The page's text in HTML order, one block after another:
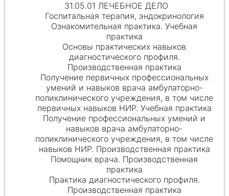
31.05.01 ЛЕЧЕБНОЕ ДЕЛО
Госпитальная терапия, эндокринология
Ознакомительная практика. Учебная
практика
Основы практических навыков
диагностического профиля.
Производственная практика
Получение первичных профессиональных
умений и навыков врача амбулаторно-
поликлинического учреждения, в том числе
первичных навыков НИР. Учебная практика
Получение профессиональных умений и
навыков врача амбулаторно-
поликлинического учреждения, в том числе
навыков НИР. Производственная практика
Помощник врача. Производственная
практика
Практика диагностического профиля.
Производственная практика